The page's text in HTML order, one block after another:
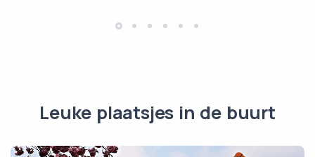
Leuke plaatsjes in de buurt